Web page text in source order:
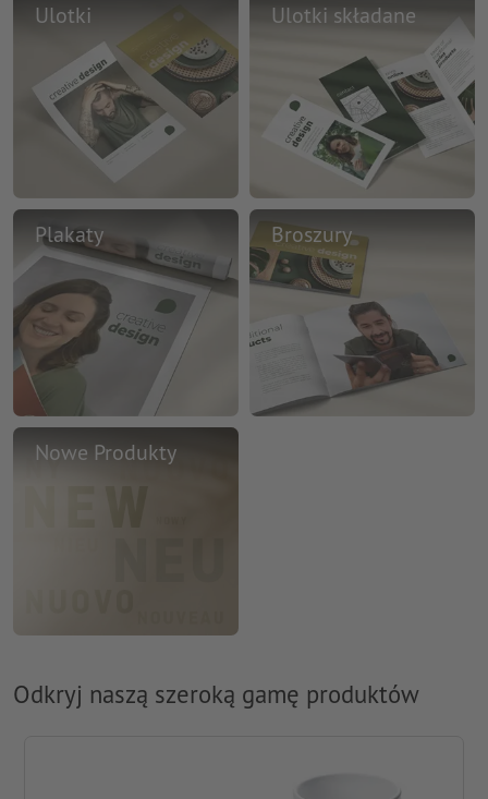
Ulotki Ulotki składane
Plakaty Broszury
Nowe Produkty
Odkryj naszą szeroką gamę produktów